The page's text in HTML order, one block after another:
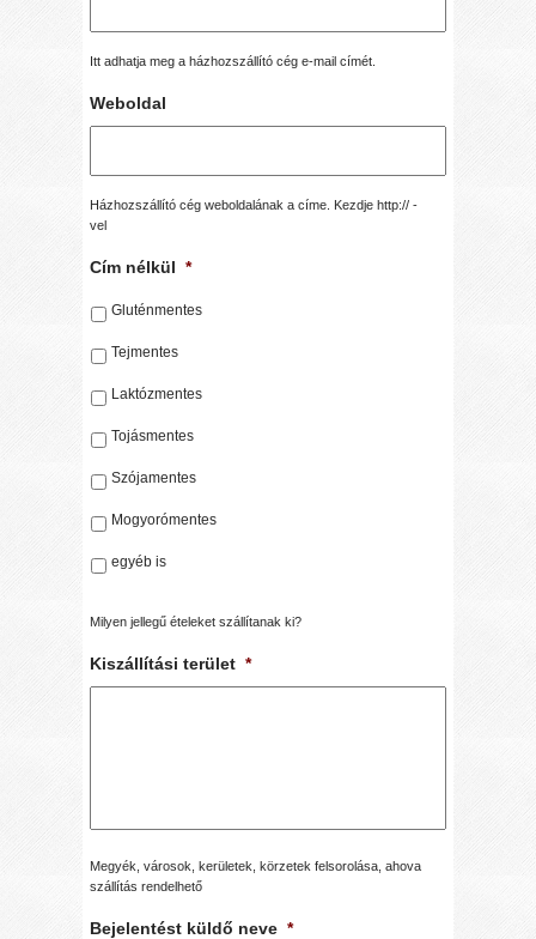
Itt adhatja meg a házhozszállító cég e-mail címét.
Weboldal
Házhozszállító cég weboldalának a címe. Kezdje http:// -
vel
Cím nélkül *
Gluténmentes
Tejmentes
Laktózmentes
Tojásmentes
Szójamentes
Mogyorómentes
egyéb is
Milyen jellegű ételeket szállítanak ki?
Kiszállítási terület *
Megyék, városok, kerületek, körzetek felsorolása, ahova
szállítás rendelhető
Bejelentést küldő neve *